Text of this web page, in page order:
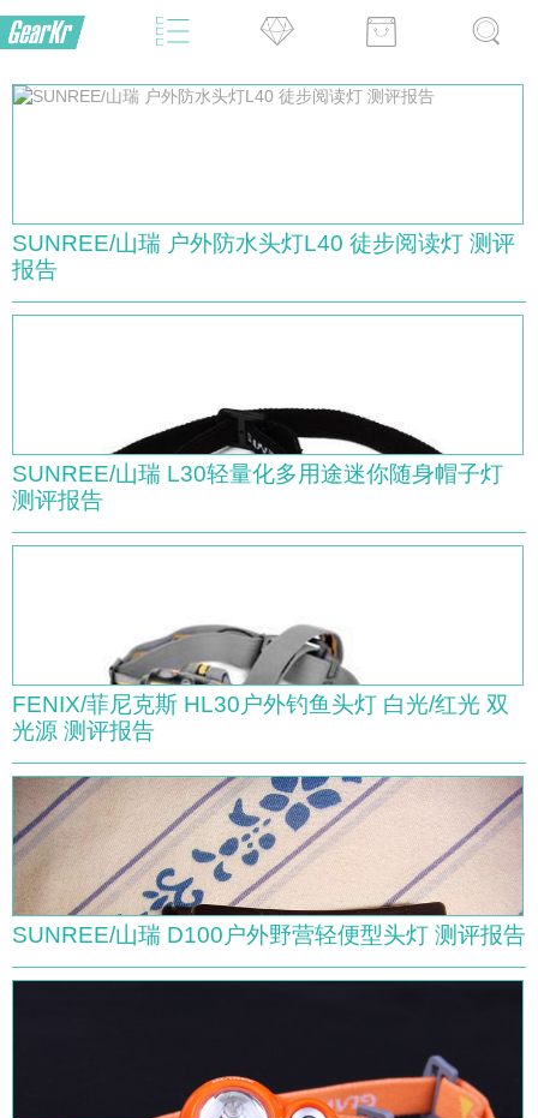
SUNREE/山瑞 户外防水头灯L40 徒步阅读灯 测评
报告
SUNREE/山瑞 L30轻量化多用途迷你随身帽子灯
测评报告
FENIX/菲尼克斯 HL30户外钓鱼头灯 白光/红光 双
光源 测评报告
SUNREE/山瑞 D100户外野营轻便型头灯 测评报告